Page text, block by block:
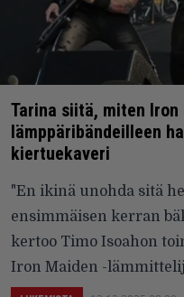
Tarina siitä, miten Iron
lämppäribändeilleen
kiertuekaveri
"En ikinä unohda sitä
ensimmäisen kerran
kertoo Timo Isoahon
Iron Maiden -